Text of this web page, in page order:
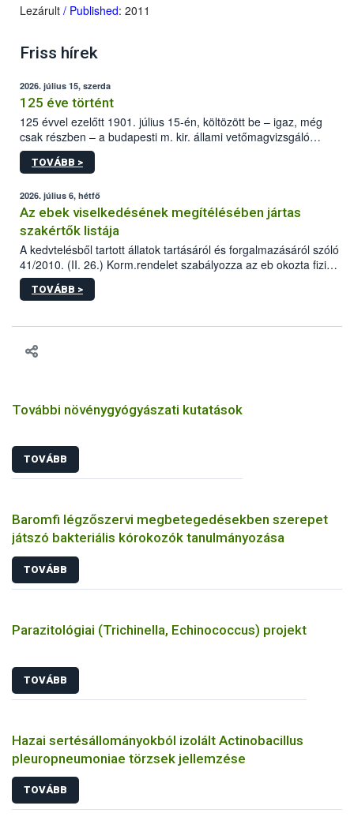
Lezárult / Published: 2011
Friss hírek
2026. július 15, szerda
125 éve történt
125 évvel ezelőtt 1901. július 15-én, költözött be – igaz, még
csak részben – a budapesti m. kir. állami vetőmagvizsgáló
állomás a Kis Rókus utca 15. szám alatti, Czigler Győző által
tervezett új épületébe.
TOVÁBB >
2026. július 6, hétfő
Az ebek viselkedésének megítélésében jártas
szakértők listája
A kedvtelésből tartott állatok tartásáról és forgalmazásáról szóló
41/2010. (II. 26.) Korm.rendelet szabályozza az eb okozta fizikai
sérülés, illetve ennek veszélye keletkezésekor felmerülő
hatósági feladatokat, valamint a veszélyes eb tartását és annak
vonni az ebek viselkedésének megítélésében jártas szakértőt.
TOVÁBB >
További növénygyógyászati kutatások
TOVÁBB
Baromfi légzőszervi megbetegedésekben szerepet
játszó bakteriális kórokozók tanulmányozása
TOVÁBB
Parazitológiai (Trichinella, Echinococcus) projekt
TOVÁBB
Hazai sertésállományokból izolált Actinobacillus
pleuropneumoniae törzsek jellemzése
TOVÁBB